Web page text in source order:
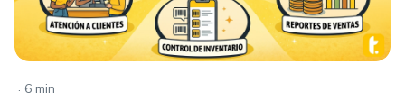
. 6 min